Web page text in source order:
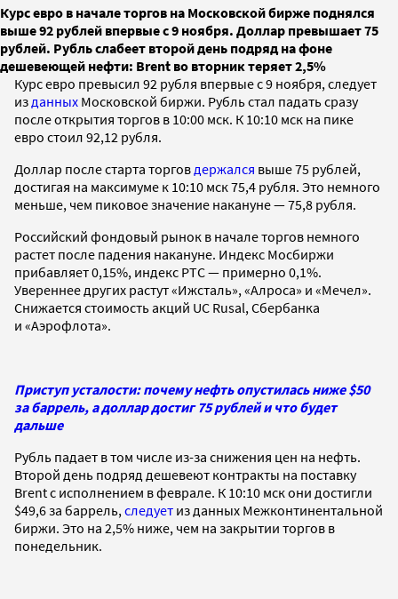
Курс евро в начале торгов на Московской бирже поднялся
выше 92 рублей впервые с 9 ноября. Доллар превышает 75
рублей. Рубль слабеет второй день подряд на фоне
дешевеющей нефти: Brent во вторник теряет 2,5%
Курс евро превысил 92 рубля впервые с 9 ноября, следует
из данных Московской биржи. Рубль стал падать сразу
после открытия торгов в 10:00 мск. К 10:10 мск на пике
евро стоил 92,12 рубля.
Доллар после старта торгов держался выше 75 рублей,
достигая на максимуме к 10:10 мск 75,4 рубля. Это немного
меньше, чем пиковое значение накануне — 75,8 рубля.
Российский фондовый рынок в начале торгов немного
растет после падения накануне. Индекс Мосбиржи
прибавляет 0,15%, индекс РТС — примерно 0,1%.
Увереннее других растут «Ижсталь», «Алроса» и «Мечел».
Снижается стоимость акций UC Rusal, Сбербанка
и «Аэрофлота».
Приступ усталости: почему нефть опустилась ниже $50
за баррель, а доллар достиг 75 рублей и что будет
дальше
Рубль падает в том числе из-за снижения цен на нефть.
Второй день подряд дешевеют контракты на поставку
Brent с исполнением в феврале. К 10:10 мск они достигли
$49,6 за баррель, следует из данных Межконтинентальной
биржи. Это на 2,5% ниже, чем на закрытии торгов в
понедельник.